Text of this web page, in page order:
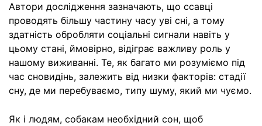
Автори дослідження зазначають, що ссавці
проводять більшу частину часу уві сні, а тому
здатність обробляти соціальні сигнали навіть у
цьому стані, ймовірно, відіграє важливу роль у
нашому виживанні. Те, як багато ми розуміємо під
час сновидінь, залежить від низки факторів: стадії
сну, де ми перебуваємо, типу шуму, який ми чуємо.
Як і людям, собакам необхідний сон, щоб